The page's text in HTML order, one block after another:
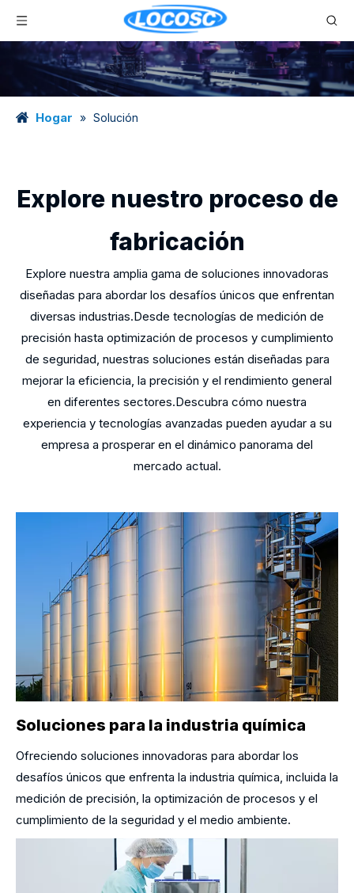
Hogar » Solución
Explore nuestro proceso de
fabricación
Explore nuestra amplia gama de soluciones innovadoras
diseñadas para abordar los desafíos únicos que enfrentan
diversas industrias.Desde tecnologías de medición de
precisión hasta optimización de procesos y cumplimiento
de seguridad, nuestras soluciones están diseñadas para
mejorar la eficiencia, la precisión y el rendimiento general
en diferentes sectores.Descubra cómo nuestra
experiencia y tecnologías avanzadas pueden ayudar a su
empresa a prosperar en el dinámico panorama del
mercado actual.
Soluciones para la industria química
Ofreciendo soluciones innovadoras para abordar los
desafíos únicos que enfrenta la industria química, incluida la
medición de precisión, la optimización de procesos y el
cumplimiento de la seguridad y el medio ambiente.